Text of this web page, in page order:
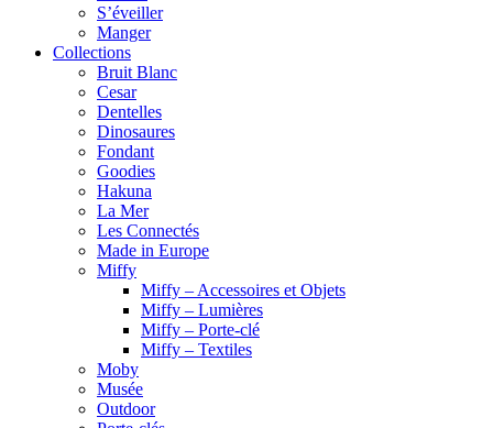
S’éveiller
Manger
Collections
Bruit Blanc
Cesar
Dentelles
Dinosaures
Fondant
Goodies
Hakuna
La Mer
Les Connectés
Made in Europe
Miffy
Miffy – Accessoires et Objets
Miffy – Lumières
Miffy – Porte-clé
Miffy – Textiles
Moby
Musée
Outdoor